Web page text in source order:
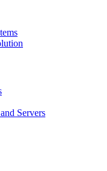
Servers